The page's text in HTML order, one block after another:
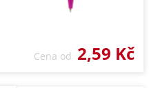
Cena od 2,59 Kč